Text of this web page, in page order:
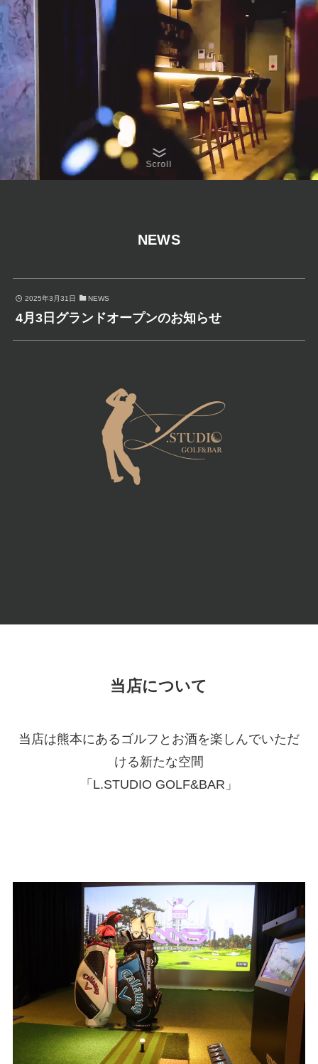
Scroll
NEWS
2025年3月31日 NEWS
4月3日グランドオープンのお知らせ
当店について
当店は熊本にあるゴルフとお酒を楽しんでいただ
ける新たな空間
「L.STUDIO GOLF&BAR」